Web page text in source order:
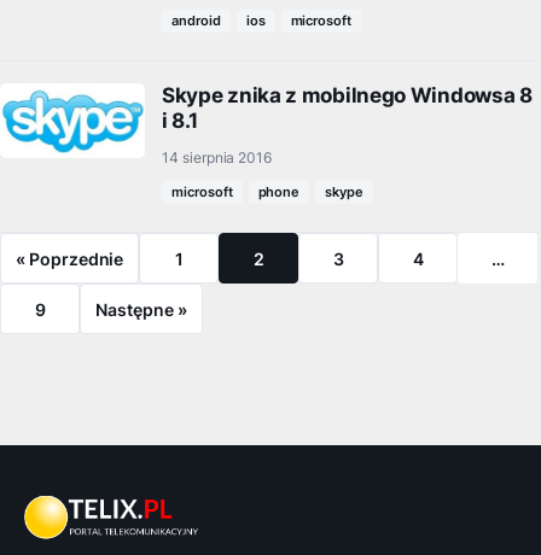
android ios microsoft
Skype znika z mobilnego Windowsa 8
i 8.1
14 sierpnia 2016
microsoft phone skype
« Poprzednie 1 2 3 4 …
9 Następne »